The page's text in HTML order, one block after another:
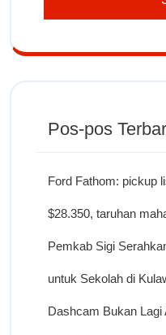
Pos-pos
Ford Fathom: pickup
$28.350, taruhan
Pemkab Sigi
untuk Sekolah di
Dashcam Bukan